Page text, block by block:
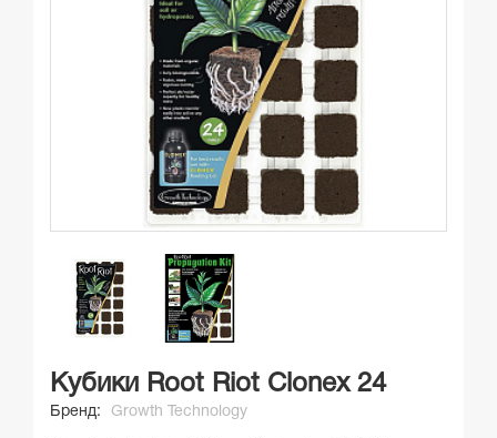
Кубики Root Riot Clonex 24
Бренд: Growth Technology